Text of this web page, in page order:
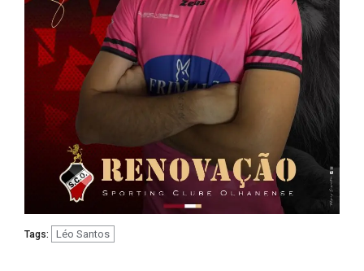
Tags: Léo Santos